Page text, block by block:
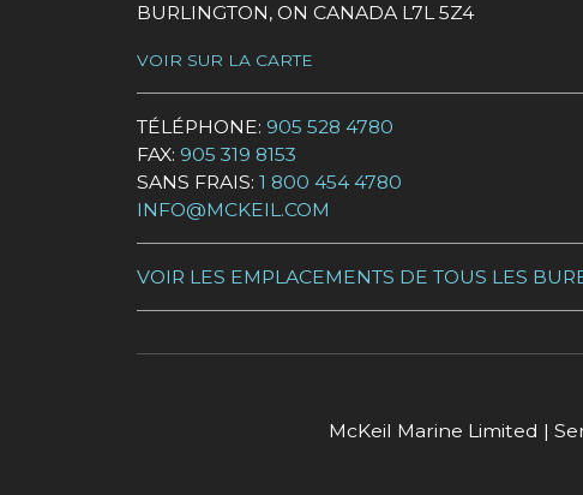
BURLINGTON, ON CANADA L7L 5Z4
VOIR SUR LA CARTE
TÉLÉPHONE: 905 528 4780
FAX: 905 319 8153
SANS FRAIS: 1 800 454 4780
INFO@MCKEIL.COM
VOIR LES EMPLACEMENTS DE TOUS LES
McKeil Marine Limited |